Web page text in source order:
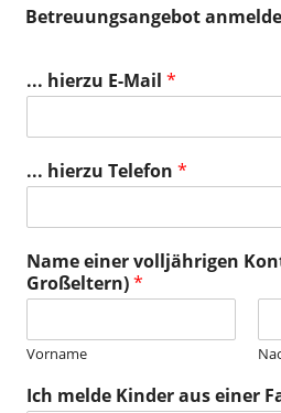
Betreuungsangebot
... hierzu E-Mail *
... hierzu Telefon *
Name einer volljährigen
Großeltern)*
Vorname
Ich melde Kinder aus einer